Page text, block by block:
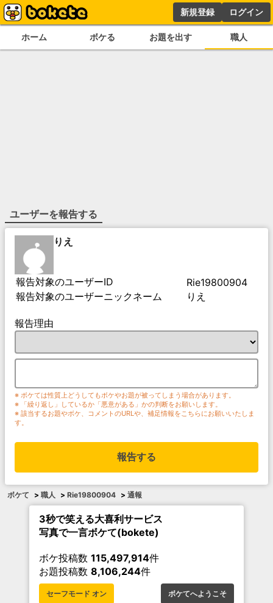
新規登録 ログイン
ホーム ボケる お題を出す 職人
ユーザーを報告する
りえ
報告対象のユーザーID
Rie19800904
報告対象のユーザーニックネーム
りえ
報告理由
※ ボケては性質上どうしてもボケやお題が被ってしまう場合があります。
※ 「繰り返し」しているか「悪意がある」かの判断をお願いします。
※ 該当するお題やボケ、コメントのURLや、補足情報をこちらにお願いいたしま
す。
報告する
ボケて > 職人 > Rie19800904 > 通報
3秒で笑える大喜利サービス
写真で一言ボケて(bokete)
ボケ投稿数 115,497,914件
お題投稿数 8,106,244件
セーフモード オン ボケてへようこそ